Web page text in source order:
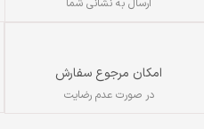
ارسال به نشانی شما
امکان مرجوع سفارش
در صورت عدم رضایت